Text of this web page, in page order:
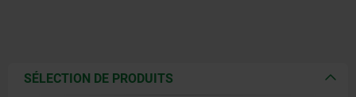
SÉLECTION DE PRODUITS